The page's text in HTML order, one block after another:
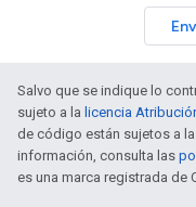
Salvo que se indique lo
sujeto a la licencia
de código están sujetos a la
información, consulta las
es una marca registrada de